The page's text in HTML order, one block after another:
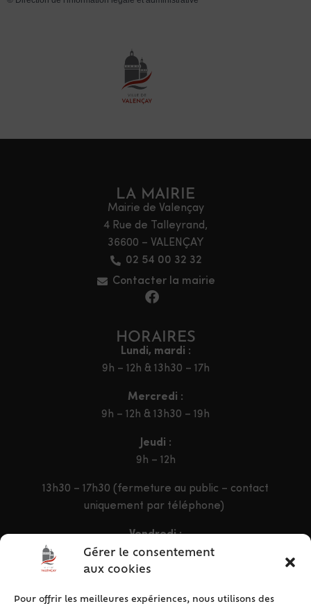
Gérer le consentement
aux cookies
Pour offrir les meilleures expériences, nous utilisons des
LA MAIRIE
Mairie de Valençay
4 Rue de Talleyrand,
36600 – VALENÇAY
02 54 00 32 32
Contacter la mairie
HORAIRES
Lundi, mardi :
9h – 12h & 13h30 – 17h
Mercredi :
9h – 12h & 13h30 – 19h
Jeudi :
9h – 12h
13h30 – 17h30 (fermeture au public – contact
uniquement par téléphone)
Vendredi :
9h – 12h & 13h30 – 16h30